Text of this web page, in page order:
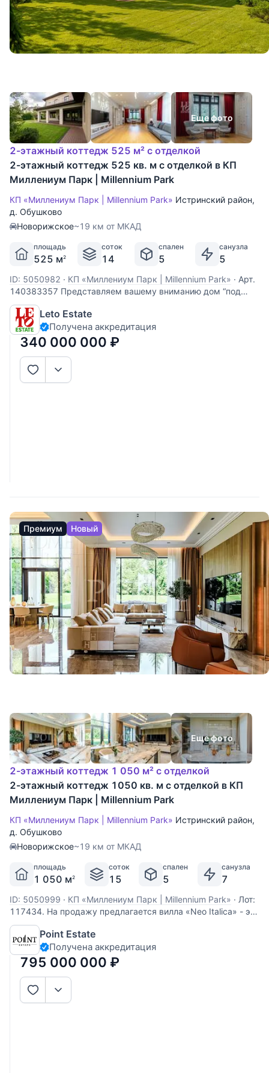
Еще фото
2-этажный коттедж 525 м² с отделкой
2-этажный коттедж 525 кв. м с отделкой в КП
Миллениум Парк | Millennium Park
КП «Миллениум Парк | Millennium Park» Истринский район,
д. Обушково
Новорижское~19 км от МКАД
площадь
525 м2
соток
14
спален
5
санузла
5
ID: 5050982 · КП «Миллениум Парк | Millennium Park» · Арт.
140383357 Представляем вашему вниманию дом “под
ключ” площадью 525 кв. м в коттеджном поселке
“Миллениум парк”, расположенном в 19 км от МКАД по
Новорижскому шоссе. Дом полностью отделан и
меблирован, готов к постоянному проживанию. Интерьер
Leto Estate
Получена аккредитация
340 000 000 ₽
Премиум Новый
Еще фото
2-этажный коттедж 1 050 м² с отделкой
2-этажный коттедж 1050 кв. м с отделкой в КП
Миллениум Парк | Millennium Park
КП «Миллениум Парк | Millennium Park» Истринский район,
д. Обушково
Новорижское~19 км от МКАД
площадь
1 050 м2
соток
15
спален
5
санузла
7
ID: 5050999 · КП «Миллениум Парк | Millennium Park» · Лот:
117434. На продажу предлагается вилла «Neo Italica» - это
современная итальянская роскошь, воплощенная в
монолитно-кирпичном доме площадью 1050 м2 с
утепленным фасадом, отделанным крупноформатным
натуральным песчаником и термолиственницей, где
Point Estate
Получена аккредитация
795 000 000 ₽